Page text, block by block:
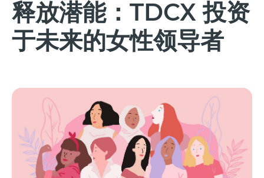
释放潜能：TDCX 投资
于未来的女性领导者